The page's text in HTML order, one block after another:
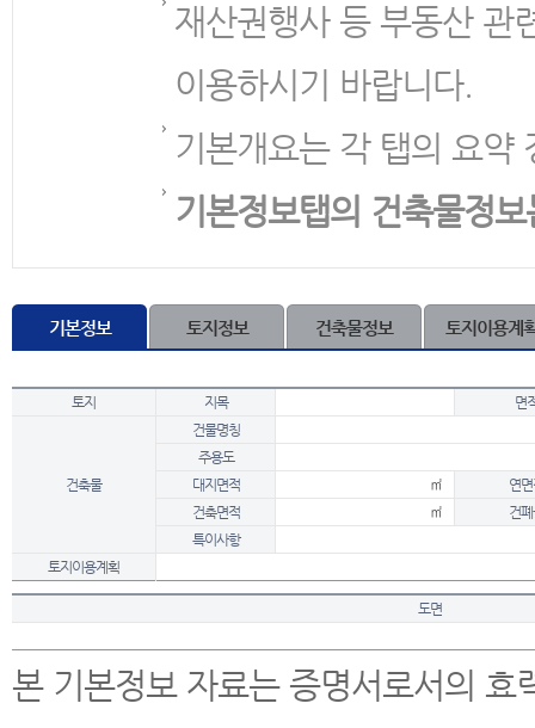
재산권행사 등 부동산 관
이용하시기 바랍니다.
기본개요는 각 탭의 요약
기본정보탭의 건축물정
기본정보 토지정보 건축물정보 토지이용계
토지 지목 면
건축물
건물명칭
주용도
대지면적
㎡
연
건축면적
㎡
건
특이사항
토지이용계획
도면
본 기본정보 자료는 증명서로서의 효